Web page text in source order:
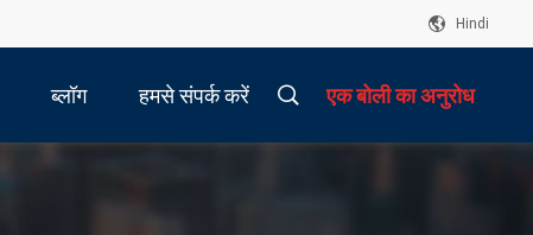
Hindi
ब्लॉग हमसे संपर्क करें एक बोली का अनुरोध